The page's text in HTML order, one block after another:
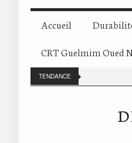
Accueil
CRT Guelmim Oued
TENDANCE